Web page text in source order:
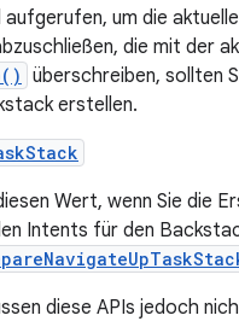
aufgerufen, um die
die mit der
überschreiben, sollten
erstellen.
Wert, wenn Sie die
Intents für den
diese APIs jedoch